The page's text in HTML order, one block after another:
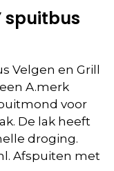
spuitbus
Velgen en Grill
A.merk
voor
De lak heeft
droging.
Afspuiten met